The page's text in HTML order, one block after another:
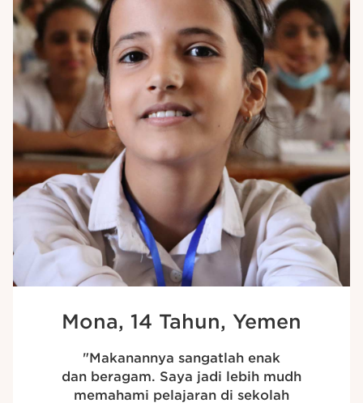
Mona, 14 Tahun, Yemen
"Makanannya sangatlah enak
dan beragam. Saya jadi lebih mudh
memahami pelajaran di sekolah